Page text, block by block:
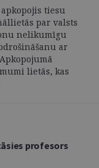
tiesu
par valsts
nelikumīgu
ar
lietās, kas
profesors